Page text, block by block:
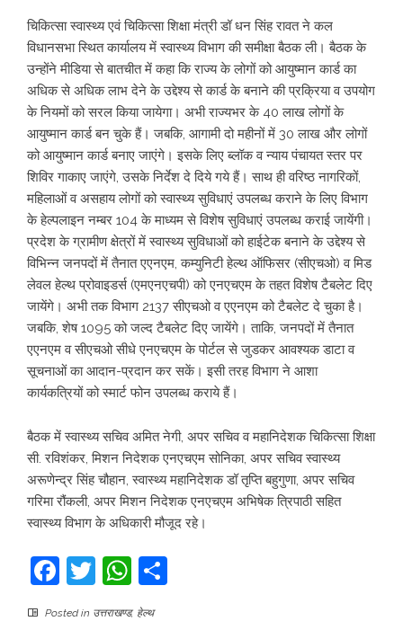
चिकित्सा स्वास्थ्य एवं चिकित्सा शिक्षा मंत्री डॉ धन सिंह रावत ने कल
विधानसभा स्थित कार्यालय में स्वास्थ्य विभाग की समीक्षा बैठक ली। बैठक के
उन्होंने मीडिया से बातचीत में कहा कि राज्य के लोगों को आयुष्मान कार्ड का
अधिक से अधिक लाभ देने के उद्देश्य से कार्ड के बनाने की प्रक्रिया व उपयोग
के नियमों को सरल किया जायेगा। अभी राज्यभर के 40 लाख लोगों के
आयुष्मान कार्ड बन चुके हैं। जबकि, आगामी दो महीनों में 30 लाख और लोगों
को आयुष्मान कार्ड बनाए जाएंगे। इसके लिए ब्लॉक व न्याय पंचायत स्तर पर
शिविर गाकाए जाएंगे, उसके निर्देश दे दिये गये हैं। साथ ही वरिष्ठ नागरिकों,
महिलाओं व असहाय लोगों को स्वास्थ्य सुविधाएं उपलब्ध कराने के लिए विभाग
के हेल्पलाइन नम्बर 104 के माध्यम से विशेष सुविधाएं उपलब्ध कराई जायेंगी।
प्रदेश के ग्रामीण क्षेत्रों में स्वास्थ्य सुविधाओं को हाईटेक बनाने के उद्देश्य से
विभिन्न जनपदों में तैनात एएनएम, कम्युनिटी हेल्थ ऑफिसर (सीएचओ) व मिड
लेवल हेल्थ प्रोवाइडर्स (एमएनएचपी) को एनएचएम के तहत विशेष टैबलेट दिए
जायेंगे। अभी तक विभाग 2137 सीएचओ व एएनएम को टैबलेट दे चुका है।
जबकि, शेष 1095 को जल्द टैबलेट दिए जायेंगे। ताकि, जनपदों में तैनात
एएनएम व सीएचओ सीधे एनएचएम के पोर्टल से जुडकर आवश्यक डाटा व
सूचनाओं का आदान-प्रदान कर सकें। इसी तरह विभाग ने आशा
कार्यकत्रियों को स्मार्ट फोन उपलब्ध कराये हैं।
बैठक में स्वास्थ्य सचिव अमित नेगी, अपर सचिव व महानिदेशक चिकित्सा शिक्षा
सी. रविशंकर, मिशन निदेशक एनएचएम सोनिका, अपर सचिव स्वास्थ्य
अरूणेन्द्र सिंह चौहान, स्वास्थ्य महानिदेशक डॉ तृप्ति बहुगुणा, अपर सचिव
गरिमा रौंकली, अपर मिशन निदेशक एनएचएम अभिषेक त्रिपाठी सहित
स्वास्थ्य विभाग के अधिकारी मौजूद रहे।
Facebook
TwitterWhatsApp
Posted in उत्तराखण्ड, हेल्थ